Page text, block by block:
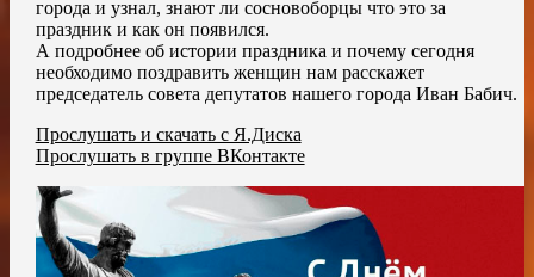
города и узнал, знают ли сосновоборцы что это за
праздник и как он появился.
А подробнее об истории праздника и почему сегодня
необходимо поздравить женщин нам расскажет
председатель совета депутатов нашего города Иван Бабич.
Прослушать и скачать с Я.Диска
Прослушать в группе ВКонтакте